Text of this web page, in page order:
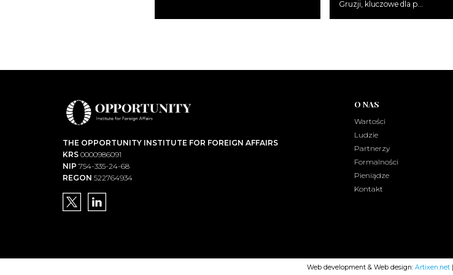
Gruzji, kluczowe dla p...
THE OPPORTUNITY INSTITUTE FOR FOREIGN AFFAIRS
KRS 0000986091
NIP 754-335-24-68
REGON 522764934
O NAS
Wartości
Ludzie
Partnerzy
Formalności
Pieniądze
Kontakt
Web development & Web design: Artixen.net